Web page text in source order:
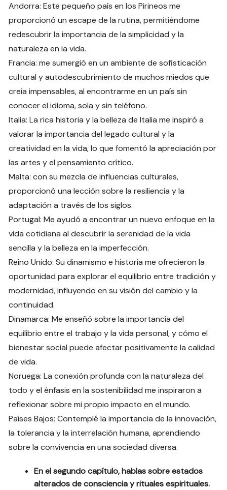
Andorra: Este pequeño país en los Pirineos me
proporcionó un escape de la rutina, permitiéndome
redescubrir la importancia de la simplicidad y la
naturaleza en la vida.
Francia: me sumergió en un ambiente de sofisticación
cultural y autodescubrimiento de muchos miedos que
creía impensables, al encontrarme en un país sin
conocer el idioma, sola y sin teléfono.
Italia: La rica historia y la belleza de Italia me inspiró a
valorar la importancia del legado cultural y la
creatividad en la vida, lo que fomentó la apreciación por
las artes y el pensamiento crítico.
Malta: con su mezcla de influencias culturales,
proporcionó una lección sobre la resiliencia y la
adaptación a través de los siglos.
Portugal: Me ayudó a encontrar un nuevo enfoque en la
vida cotidiana al descubrir la serenidad de la vida
sencilla y la belleza en la imperfección.
Reino Unido: Su dinamismo e historia me ofrecieron la
oportunidad para explorar el equilibrio entre tradición y
modernidad, influyendo en su visión del cambio y la
continuidad.
Dinamarca: Me enseñó sobre la importancia del
equilibrio entre el trabajo y la vida personal, y cómo el
bienestar social puede afectar positivamente la calidad
de vida.
Noruega: La conexión profunda con la naturaleza del
todo y el énfasis en la sostenibilidad me inspiraron a
reflexionar sobre mi propio impacto en el mundo.
Países Bajos: Contemplé la importancia de la innovación,
la tolerancia y la interrelación humana, aprendiendo
sobre la convivencia en una sociedad diversa.
En el segundo capítulo, hablas sobre estados
alterados de consciencia y rituales espirituales.